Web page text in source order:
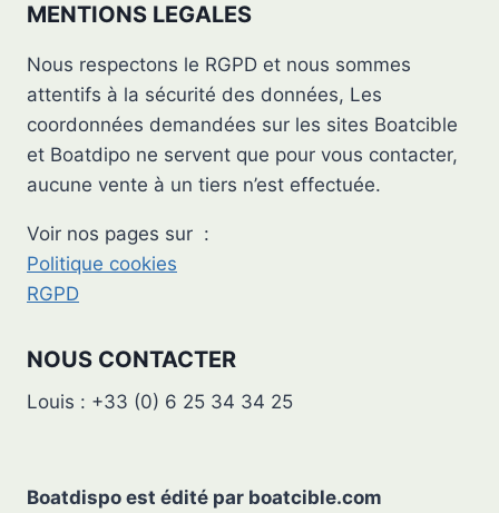
MENTIONS LEGALES
Nous respectons le RGPD et nous sommes
attentifs à la sécurité des données, Les
coordonnées demandées sur les sites Boatcible
et Boatdipo ne servent que pour vous contacter,
aucune vente à un tiers n’est effectuée.
Voir nos pages sur :
Politique cookies
RGPD
NOUS CONTACTER
Louis : +33 (0) 6 25 34 34 25
Boatdispo est édité par boatcible.com